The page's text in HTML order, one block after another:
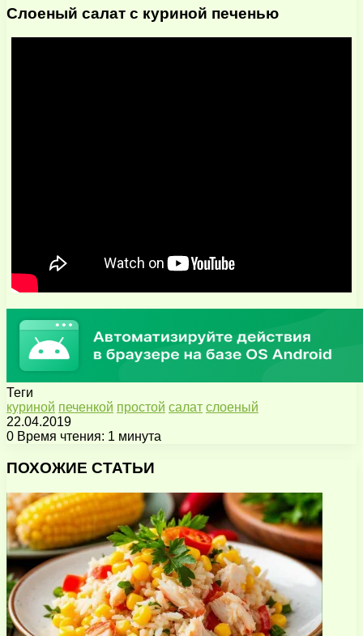
Слоеный салат с куриной печенью
Теги
куриной печенкой простой салат слоеный
22.04.2019
0 Время чтения: 1 минута
через
почту
ПОХОЖИЕ СТАТЬИ